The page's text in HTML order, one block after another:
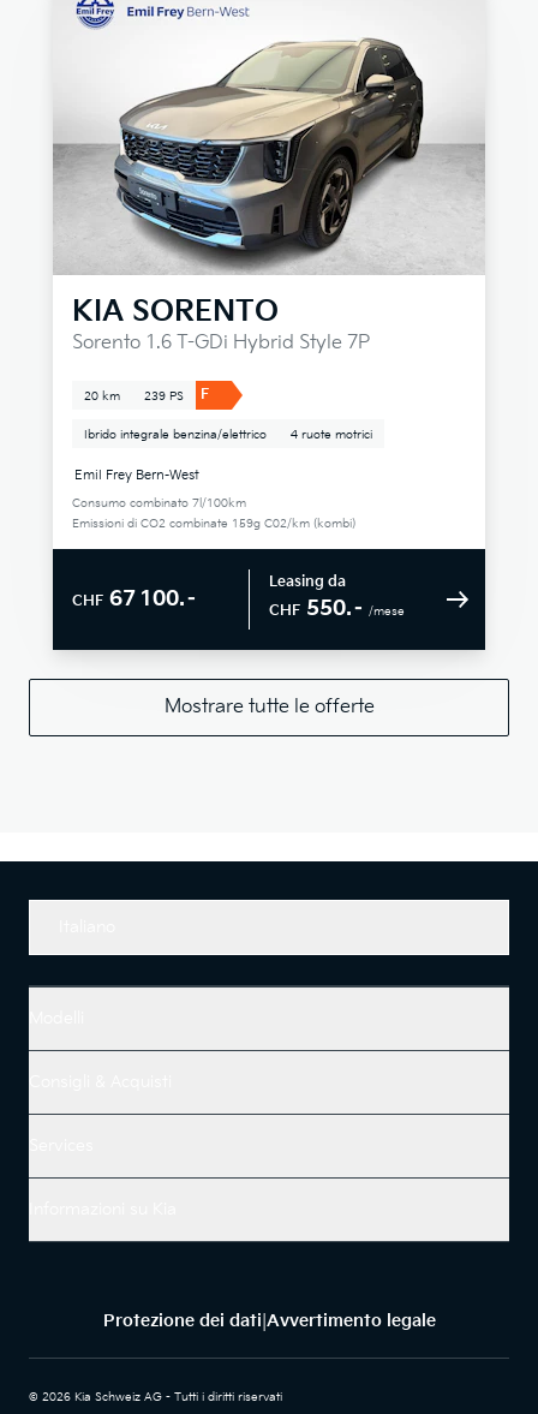
KIA SORENTO
Sorento 1.6 T-GDi Hybrid Style 7P
20 km 239 PS F
Ibrido integrale benzina/elettrico 4 ruote motrici
Emil Frey Bern-West
Consumo combinato 7l/100km
Emissioni di CO2 combinate 159g C02/km (kombi)
CHF 67 100.–
Leasing da
CHF 550.– /mese
Mostrare tutte le offerte
Protezione dei dati Avvertimento legale
© 2026 Kia Schweiz AG - Tutti i diritti riservati